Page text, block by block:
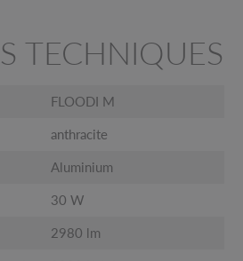
TECHNIQUES
FLOODI M
anthracite
Aluminium
30 W
2980 lm